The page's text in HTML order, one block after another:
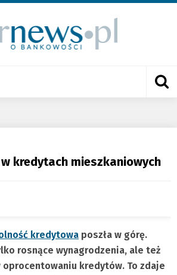
kredytach mieszkaniowych
kredytowa poszła w górę.
rosnące wynagrodzenia, ale też
kredytów. To zdaje